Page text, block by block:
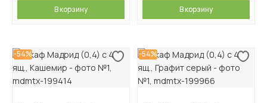
В корзину В корзину
-54% -54%